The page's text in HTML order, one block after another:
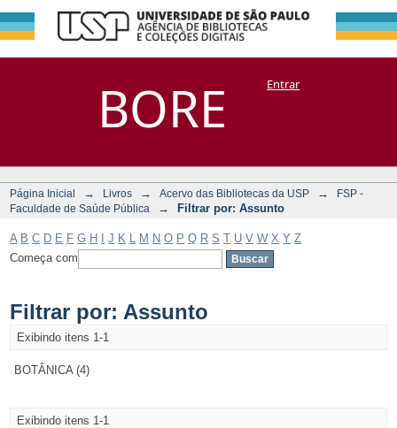
BORE
Filtrar por:
Assunto
DSpace/Manakin + CoriscoEntrar
Página Inicial → Livros → Acervo das Bibliotecas da USP →
FSP -
Faculdade de Saúde Pública
→ Filtrar por: Assunto
A B C D E F G H J K M N O P Q R S T U V W X Y Z
Começa com
Filtrar por: Assunto
Exibindo itens 1-1
BOTÂNICA (4)
Exibindo itens 1-1